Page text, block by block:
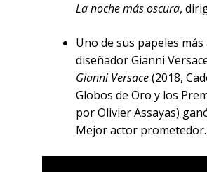
La noche más oscura,
Uno de sus papeles
diseñador Gianni
Gianni Versace(2018,
Globos de Oro y los
por Olivier Assayas)
Mejor actor prometedor.